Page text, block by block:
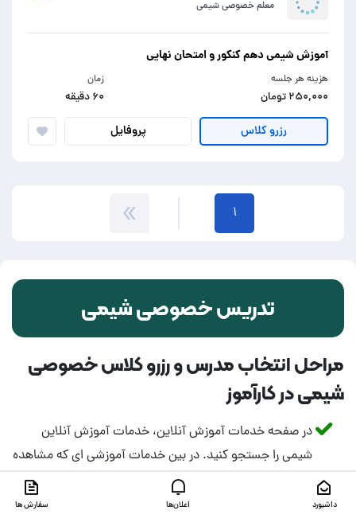
معلم خصوصی شیمی
آموزش شیمی دهم کنکور و امتحان نهایی
هزینه هر جلسه
۲۵۰,۰۰۰ تومان
زمان
۶۰ دقیقه
رزرو کلاس پروفایل
۱
تدریس خصوصی شیمی
مراحل انتخاب مدرس و رزرو کلاس خصوصی
شیمی در کارآموز
در صفحه خدمات آموزش آنلاین، خدمات آموزش آنلاین
شیمی را جستجو کنید. در بین خدمات آموزشی ای که مشاهده
می کنید با توجه به محدوده قیمتی کلاس ها و توضیحات
مدرس، خدمت یا خدمات آموزشی مناسب خود را انتخاب
داشبورد اعلان‌ها سفارش ها